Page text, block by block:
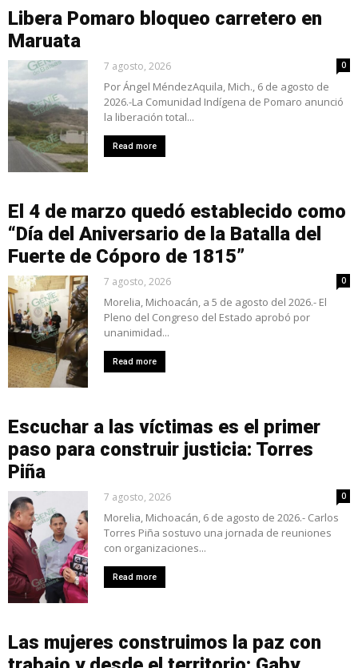
Libera Pomaro bloqueo carretero en
Maruata
7 agosto, 2026 0
Por Ángel MéndezAquila, Mich., 6 de agosto de
2026.-La Comunidad Indígena de Pomaro anunció
la liberación total...
Read more
El 4 de marzo quedó establecido como
“Día del Aniversario de la Batalla del
Fuerte de Cóporo de 1815”
7 agosto, 2026 0
Morelia, Michoacán, a 5 de agosto del 2026.- El
Pleno del Congreso del Estado aprobó por
unanimidad...
Read more
Escuchar a las víctimas es el primer
paso para construir justicia: Torres
Piña
7 agosto, 2026 0
Morelia, Michoacán, 6 de agosto de 2026.- Carlos
Torres Piña sostuvo una jornada de reuniones
con organizaciones...
Read more
Las mujeres construimos la paz con